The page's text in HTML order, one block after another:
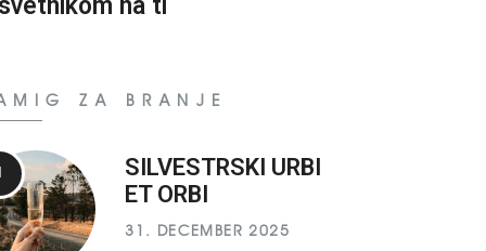
ZA BRANJE
SILVESTRSKI URBI
ET ORBI
31. DECEMBER 2025